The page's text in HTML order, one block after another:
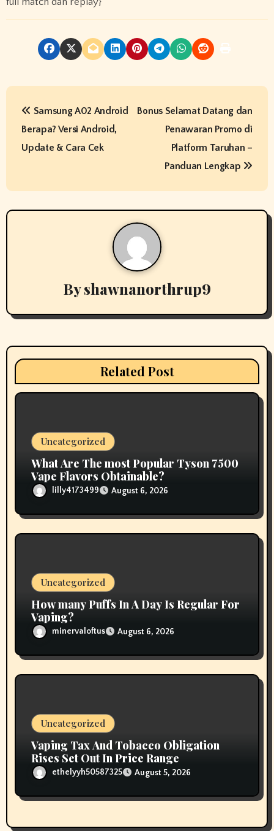
P
n
a
a
t
o
Samsung A02 Android
Berapa? Versi Android,
Update & Cara Cek
Bonus Selamat Datang dan
Penawaran Promo di
Platform Taruhan –
Panduan Lengkap
Byshawnanorthrup9
Related Post
Uncategorized
What Are The most Popular Tyson 7500
Vape Flavors Obtainable?
lilly4173499 August 6, 2026
Uncategorized
How many Puffs In A Day Is Regular For
Vaping?
minervaloftus August 6, 2026
Uncategorized
Vaping Tax And Tobacco Obligation
Rises Set Out In Price Range
ethelyyh50587325 August 5, 2026